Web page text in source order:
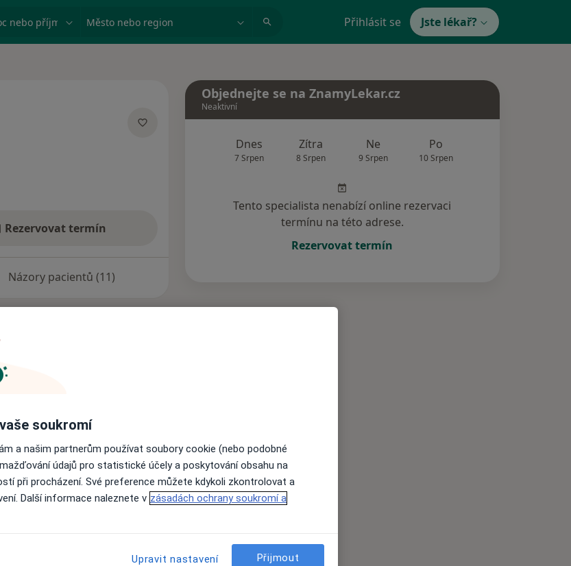
nebo příjmení Město nebo region Přihlásit se Jste lékař?
Rezervovat termín
Názory pacientů (11)
k dispozici
o svých službách.
Objednejte se na ZnamyLekar.cz
Neaktivní
Dnes
7 Srpen
Zítra
8 Srpen
Ne
9 Srpen
Po
10 Srpen
Tento specialista nenabízí online rezervaci
termínu na této adrese.
Rezervovat termín
soukromí
a našim partnerům používat soubory cookie (nebo podobné
údajů pro statistické účely a poskytování obsahu na
při procházení. Své preference můžete kdykoli zkontrolovat a
Další informace naleznete v zásadách ochrany soukromí a
Upravit nastavení Přijmout